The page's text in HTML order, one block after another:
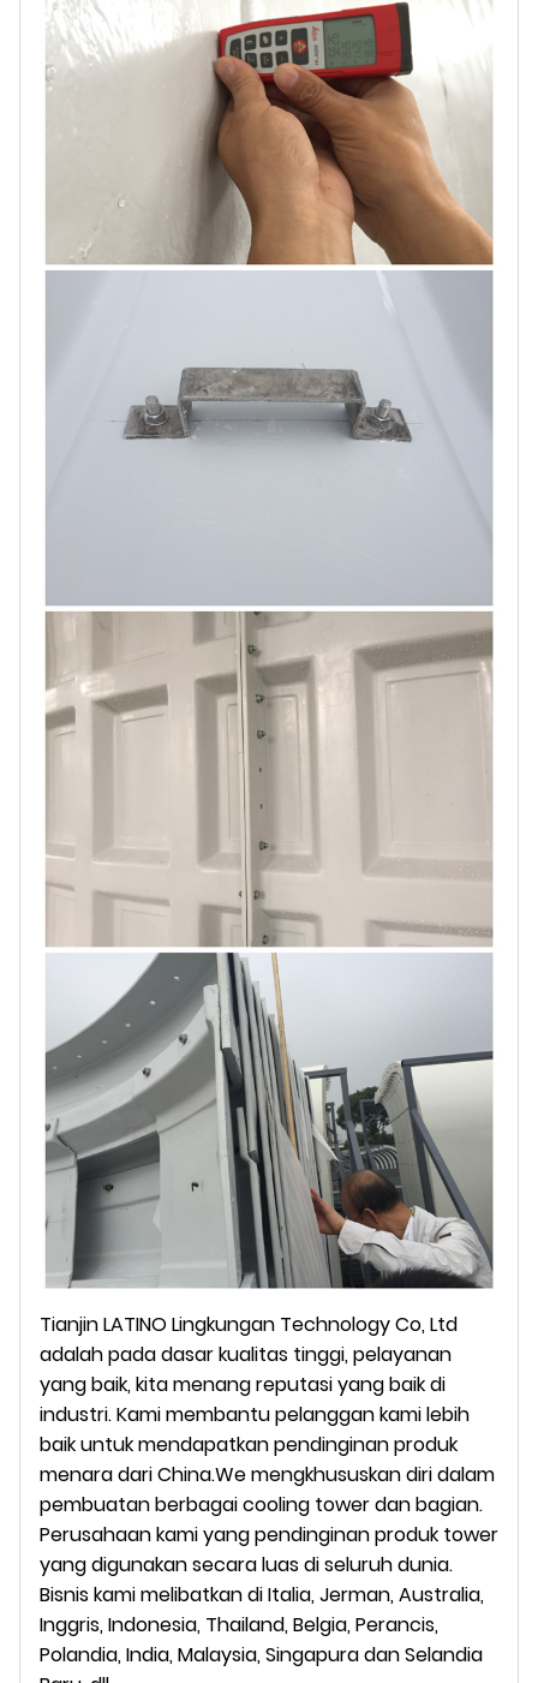
Tianjin LATINO Lingkungan Technology Co, Ltd
adalah pada dasar kualitas tinggi, pelayanan
yang baik, kita menang reputasi yang baik di
industri. Kami membantu pelanggan kami lebih
baik untuk mendapatkan pendinginan produk
menara dari China.We mengkhususkan diri dalam
pembuatan berbagai cooling tower dan bagian.
Perusahaan kami yang pendinginan produk tower
yang digunakan secara luas di seluruh dunia.
Bisnis kami melibatkan di Italia, Jerman, Australia,
Inggris, Indonesia, Thailand, Belgia, Perancis,
Polandia, India, Malaysia, Singapura dan Selandia